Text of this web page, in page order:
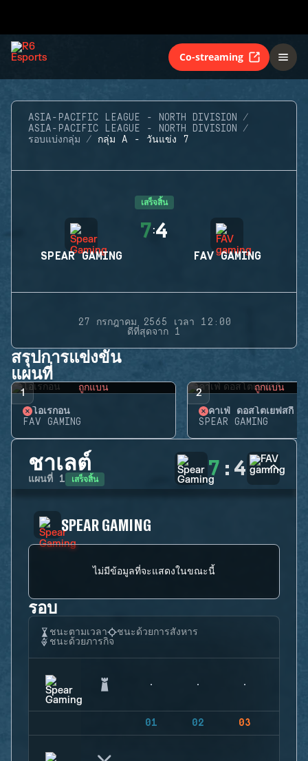
Co-streaming
ASIA-PACIFIC LEAGUE - NORTH DIVISION
ASIA-PACIFIC LEAGUE - NORTH DIVISION
รอบแบ่งกลุ่ม
กลุ่ม A - วันแข่ง 7
เสร็จสิ้น
SPEAR GAMING
7:4
FAV GAMING
27 กรกฎาคม 2565 เวลา 12:00
ดีที่สุดจาก 1
สรุปการแข่งขัน
แผนที่
1 ถูกแบน
โอเรกอน
FAV GAMING
2 ถูกแบน
คาเฟ่ ดอสโตเยฟสกี้
SPEAR GAMING
ชาเลต์
แผนที่ 1 เสร็จสิ้น 7 : 4
SPEAR GAMING
ไม่มีข้อมูลที่จะแสดงในขณะนี้
รอบ
ชนะตามเวลา
ชนะด้วยการสังหาร
ชนะด้วยภารกิจ
01 02 03